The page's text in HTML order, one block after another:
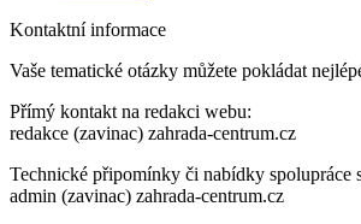
Kontaktní informace
Vaše tematické otázky můžete pokládat
Přímý kontakt na redakci webu:
redakce (zavinac) zahrada-centrum.cz
Technické připomínky či nabídky spolupráce
admin (zavinac) zahrada-centrum.cz